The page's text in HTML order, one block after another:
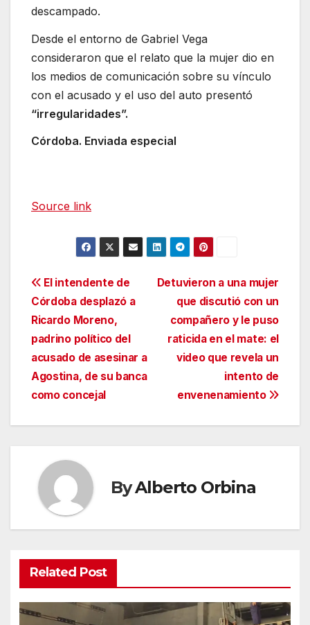
descampado.
Desde el entorno de Gabriel Vega
consideraron que el relato que la mujer dio en
los medios de comunicación sobre su vínculo
con el acusado y el uso del auto presentó
“irregularidades”.
Córdoba. Enviada especial
Source link
Navegación
de
entradas
Detuvieron a una mujer
que discutió con un
compañero y le puso
raticida en el mate: el
video que revela un
intento de
envenenamiento
El intendente de
Córdoba desplazó a
Ricardo Moreno,
padrino político del
acusado de asesinar a
Agostina, de su banca
como concejal
ByAlberto Orbina
Related Post